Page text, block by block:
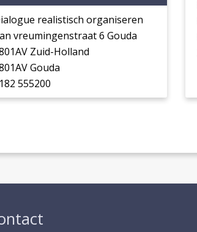
realistisch organiseren
vreumingenstraat 6 Gouda
Zuid-Holland
Gouda
555200